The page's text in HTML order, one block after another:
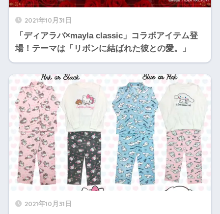
2021年10月31日
「ディアラバ×mayla classic」コラボアイテム登
場！テーマは「リボンに結ばれた彼との愛。」
2021年10月31日